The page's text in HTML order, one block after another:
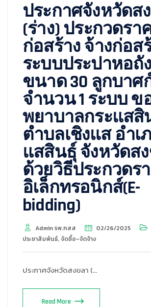
ประกาศจังหวัดส
(ร่าง) ประกวดรา
ก่อสร้าง จ้างก่อส
ระบบประปาหอถั
ขนาด 30 ลูกบาศ
จำนวน 1 ระบบ ข
พยาบาลกระแสสิ
ตำบลเชิงแส อำเ
แสสินธุ์ จังหวัดส
ด้วยวิธีประกวดร
อิเล็กทรอนิกส์(E-
bidding)
Admin รพ.กสส 02/26/2025
ประชาสัมพันธ์, จัดซื้อ-จัดจ้าง
ประกาศจังหวัดสงขลา (…
Read More